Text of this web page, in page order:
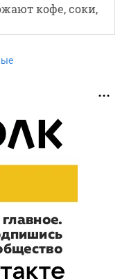
кофе, соки,